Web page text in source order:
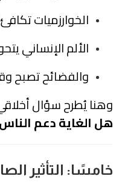
الخوارزميات
الألم الإنساني
والفضائح تصبح
وهنا يُطرح سؤال
هل الغاية دعم
خامسًا: التأثير